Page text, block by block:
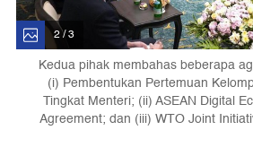
2 / 3
Kedua pihak membahas beberapa
(i) Pembentukan Pertemuan
Tingkat Menteri; (ii) ASEAN Digital
Agreement; dan (iii) WTO Joint